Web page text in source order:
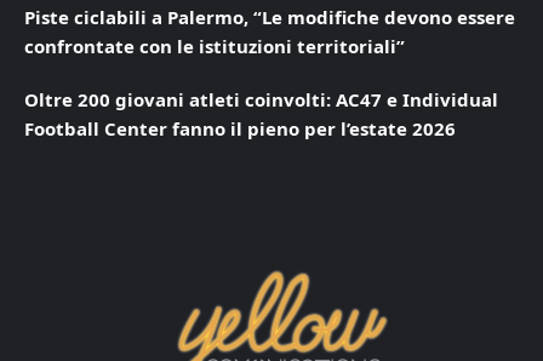
Piste ciclabili a Palermo, “Le modifiche devono essere
confrontate con le istituzioni territoriali”
Oltre 200 giovani atleti coinvolti: AC47 e Individual
Football Center fanno il pieno per l’estate 2026